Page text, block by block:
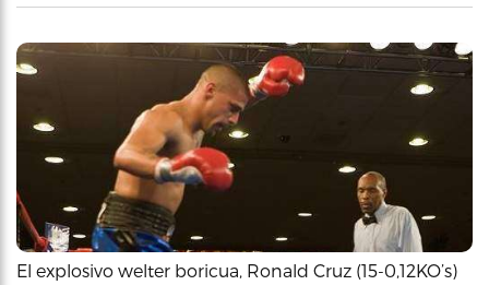
El explosivo welter boricua, Ronald Cruz (15-0,12KO’s)